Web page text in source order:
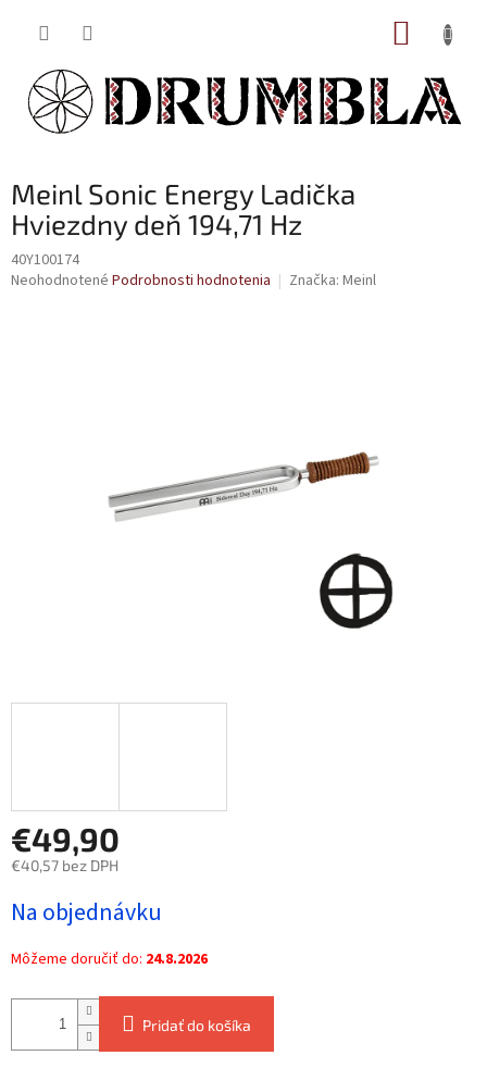
Meinl Sonic Energy Ladička
Hviezdny deň 194,71 Hz
40Y100174
Priemerné
Neohodnotené Podrobnosti hodnotenia Značka: Meinl
€49,90
€40,57 bez DPH
cena:
Na objednávku
Môžeme doručiť do: 24.8.2026
Pridať do košíka